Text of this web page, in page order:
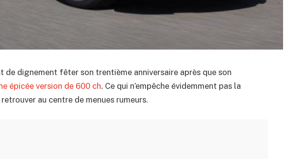
de dignement fêter son trentième anniversaire après que son
épicée version de 600 ch. Ce qui n’empêche évidemment pas la
au centre de menues rumeurs.